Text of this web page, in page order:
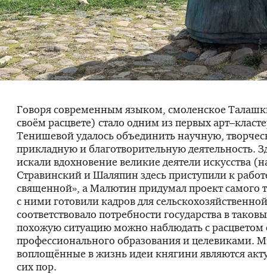
Говоря современным языком, смоленское
своём расцвете) стало одним из первых
Тенишевой удалось объединить научную,
прикладную и благотворительную деятельность.
искали вдохновение великие деятели искусства
Стравинский и Шаляпин здесь приступили к
священной», а Малютин придумал проект самого
с ними готовили кадров для
соответствовало потребности государства в
похожую ситуацию можно наблюдать с расцветом
профессионального образования и целевиками.
воплощённые в жизнь идеи княгини являются
сих пор.